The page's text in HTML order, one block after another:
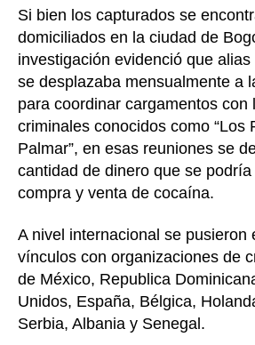
Si bien los capturados se
domiciliados en la ciudad de
investigación evidenció que alias
se desplazaba mensualmente a
para coordinar cargamentos con
criminales conocidos como “Los
Palmar”, en esas reuniones se
cantidad de dinero que se
compra y venta de cocaína.
A nivel internacional se pusieron
vínculos con organizaciones de
de México, Republica
Unidos, España, Bélgica,
Serbia, Albania y Senegal.